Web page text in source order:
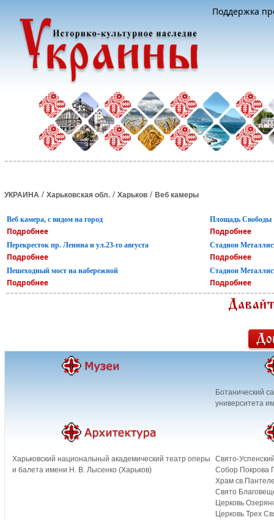
Поддержка
УКРАИНА / Харьковская обл. / Харьков / Веб камеры
Веб камера, с видом на город
Подробнее
Перекресток пр. Ленина и ул.23-го августа
Подробнее
Пешеходный мост на набережной
Подробнее
Площадь Свободы
Подробнее
Стадион
Подробнее
Стадион
Подробнее
Ботанический
университета
Харьковский национальный академический театр оперы
и балета имени Н. В. Лысенко (Харьков)
Свято-
Собор Покрова
Храм
Свято
Церковь
Церковь Трех